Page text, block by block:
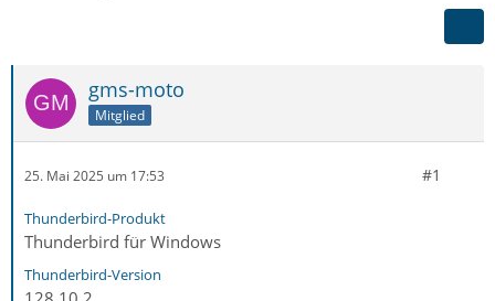
gms-moto
Mitglied
25. Mai 2025 um 17:53 #1
Thunderbird-Produkt
Thunderbird für Windows
Thunderbird-Version